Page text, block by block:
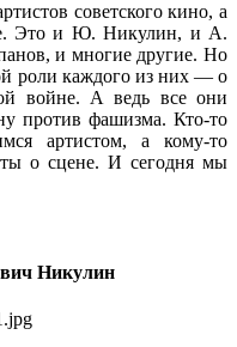
советского кино, а
Это и Ю. Никулин, и А.
и многие другие. Но
роли каждого из них — о
войне. А ведь все они
против фашизма. Кто-то
артистом, а кому-то
о сцене. И сегодня мы
Никулин